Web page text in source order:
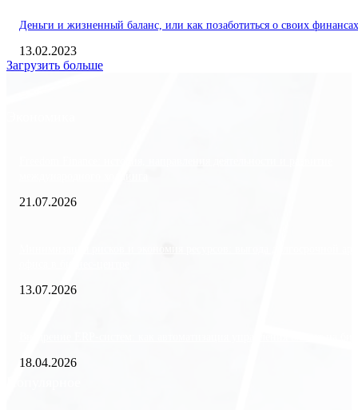
Деньги и жизненный баланс, или как позаботиться о своих финансах
13.02.2023
Загрузить больше
21.07.2026
13.07.2026
18.04.2026